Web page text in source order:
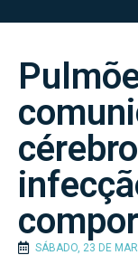
SÁBADO, 23 DE